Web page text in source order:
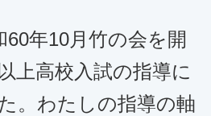
年10月竹の会を開
上高校入試の指導に
。わたしの指導の軸